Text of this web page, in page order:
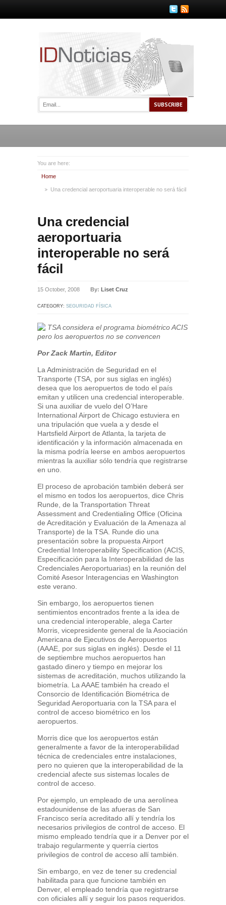
You are here:
Home
Una credencial aeroportuaria interoperable no será fácil
Una credencial
aeroportuaria
interoperable no será
fácil
15 October, 2008 By: Liset Cruz
CATEGORY: SEGURIDAD FÍSICA
TSA considera el programa biométrico ACIS
pero los aeropuertos no se convencen
Por Zack Martin, Editor
La Administración de Seguridad en el
Transporte (TSA, por sus siglas en inglés)
desea que los aeropuertos de todo el país
emitan y utilicen una credencial interoperable.
Si una auxiliar de vuelo del O’Hare
International Airport de Chicago estuviera en
una tripulación que vuela a y desde el
Hartsfield Airport de Atlanta, la tarjeta de
identificación y la información almacenada en
la misma podría leerse en ambos aeropuertos
mientras la auxiliar sólo tendría que registrarse
en uno.
El proceso de aprobación también deberá ser
el mismo en todos los aeropuertos, dice Chris
Runde, de la Transportation Threat
Assessment and Credentialing Office (Oficina
de Acreditación y Evaluación de la Amenaza al
Transporte) de la TSA. Runde dio una
presentación sobre la propuesta Airport
Credential Interoperability Specification (ACIS,
Especificación para la Interoperabilidad de las
Credenciales Aeroportuarias) en la reunión del
Comité Asesor Interagencias en Washington
este verano.
Sin embargo, los aeropuertos tienen
sentimientos encontrados frente a la idea de
una credencial interoperable, alega Carter
Morris, vicepresidente general de la Asociación
Americana de Ejecutivos de Aeropuertos
(AAAE, por sus siglas en inglés). Desde el 11
de septiembre muchos aeropuertos han
gastado dinero y tiempo en mejorar los
sistemas de acreditación, muchos utilizando la
biometría. La AAAE también ha creado el
Consorcio de Identificación Biométrica de
Seguridad Aeroportuaria con la TSA para el
control de acceso biométrico en los
aeropuertos.
Morris dice que los aeropuertos están
generalmente a favor de la interoperabilidad
técnica de credenciales entre instalaciones,
pero no quieren que la interoperabilidad de la
credencial afecte sus sistemas locales de
control de acceso.
Por ejemplo, un empleado de una aerolínea
estadounidense de las afueras de San
Francisco sería acreditado allí y tendría los
necesarios privilegios de control de acceso. El
mismo empleado tendría que ir a Denver por el
trabajo regularmente y querría ciertos
privilegios de control de acceso allí también.
Sin embargo, en vez de tener su credencial
habilitada para que funcione también en
Denver, el empleado tendría que registrarse
con oficiales allí y seguir los pasos requeridos.